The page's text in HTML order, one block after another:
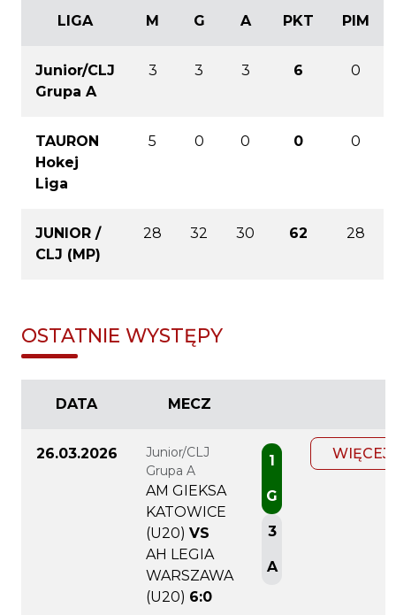
LIGA M G A PKT PIM
Junior/CLJ
Grupa A
3 3 3 6 0
TAURON
Hokej
Liga
5 0 0 0 0
JUNIOR /
CLJ (MP)
28 32 30 62 28
OSTATNIE WYSTĘPY
DATA MECZ
26.03.2026
Junior/CLJ
Grupa A
AM GIEKSA
KATOWICE
(U20) VS
AH LEGIA
WARSZAWA
(U20) 6:0
1
G
3
A
WIĘCEJ